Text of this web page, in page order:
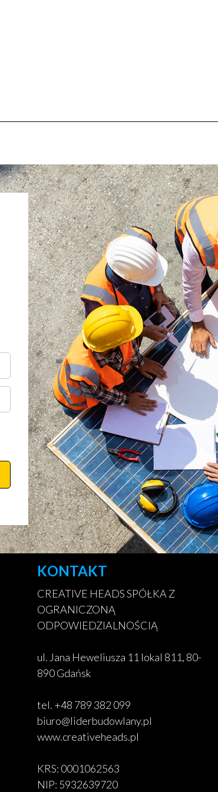
KONTAKT
CREATIVE HEADS SPÓŁKA Z
OGRANICZONĄ
ODPOWIEDZIALNOŚCIĄ
ul. Jana Heweliusza 11 lokal 811, 80-
890 Gdańsk
tel. +48 789 382 099
biuro@liderbudowlany.pl
www.creativeheads.pl
KRS: 0001062563
NIP: 5932639720